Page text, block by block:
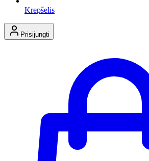
Krepšelis
Prisijungti